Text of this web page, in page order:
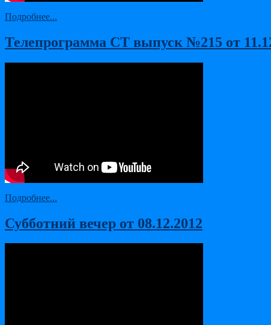
Подробнее...
Телепрограмма СТ выпуск №215 от
Подробнее...
Субботний вечер от 08.12.2012